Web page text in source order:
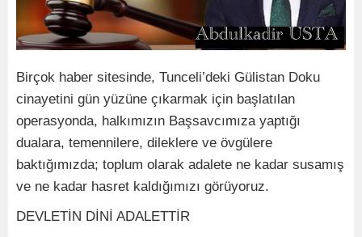
Birçok haber sitesinde, Tunceli’deki Gülistan Doku
cinayetini gün yüzüne çıkarmak için başlatılan
operasyonda, halkımızın Başsavcımıza yaptığı
dualara, temennilere, dileklere ve övgülere
baktığımızda; toplum olarak adalete ne kadar susamış
ve ne kadar hasret kaldığımızı görüyoruz.
DEVLETİN DİNİ ADALETTİR